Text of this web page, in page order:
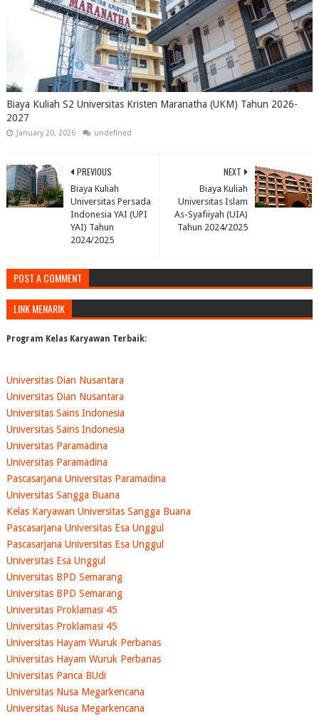
Biaya Kuliah S2 Universitas Kristen Maranatha (UKM) Tahun 2026-
2027
January 20, 2026 undefined
NEXT
Biaya Kuliah
Universitas Islam
As-Syafiiyah (UIA)
Tahun 2024/2025
PREVIOUS
Biaya Kuliah
Universitas Persada
Indonesia YAI (UPI
YAI) Tahun
2024/2025
POST A COMMENT
LINK MENARIK
Program Kelas Karyawan Terbaik:
Universitas Dian Nusantara
Universitas Dian Nusantara
Universitas Sains Indonesia
Universitas Sains Indonesia
Universitas Paramadina
Universitas Paramadina
Pascasarjana Universitas Paramadina
Universitas Sangga Buana
Kelas Karyawan Universitas Sangga Buana
Pascasarjana Universitas Esa Unggul
Pascasarjana Universitas Esa Unggul
Universitas Esa Unggul
Universitas BPD Semarang
Universitas BPD Semarang
Universitas Proklamasi 45
Universitas Proklamasi 45
Universitas Hayam Wuruk Perbanas
Universitas Hayam Wuruk Perbanas
Universitas Panca BUdi
Universitas Nusa Megarkencana
Universitas Nusa Megarkencana